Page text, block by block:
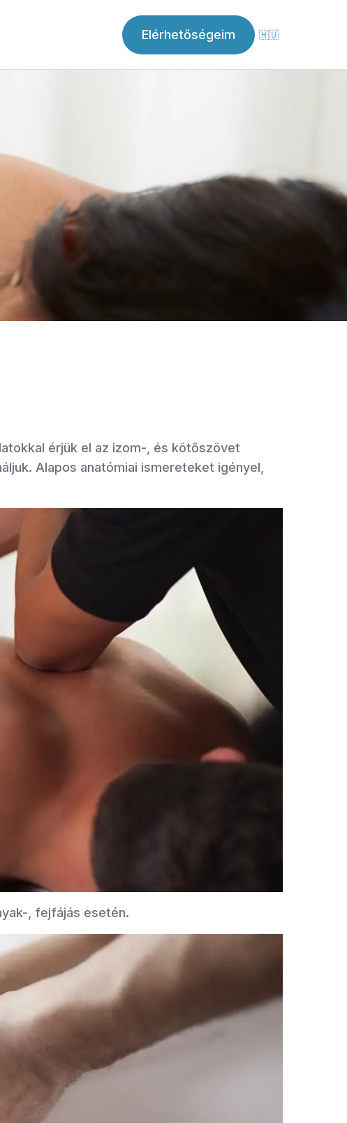
Elérhetőségeim 🇭🇺
érjük el az izom-, és kötőszövet
Alapos anatómiai ismereteket igényel,
, fejfájás esetén.